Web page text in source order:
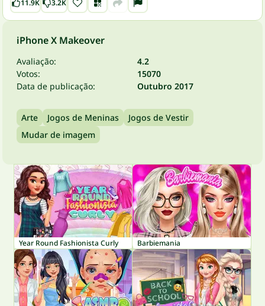
11.9K 3.2K
iPhone X Makeover
Avaliação:
4.2
Votos:
15070
Data de publicação:
Outubro 2017
Arte Jogos de Meninas
Jogos de Vestir
Mudar de imagem
Year Round Fashionista Curly Barbiemania